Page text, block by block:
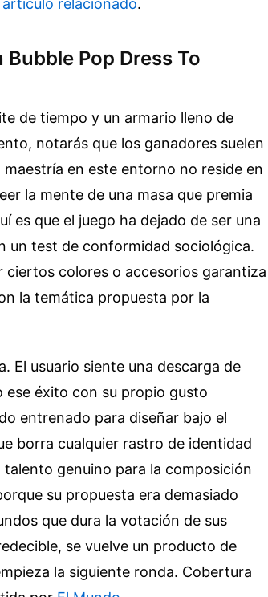
Pop Dress To
de tiempo y un armario lleno de
notarás que los ganadores suelen
en este entorno no reside en
la mente de una masa que premia
es que el juego ha dejado de ser una
un test de conformidad sociológica.
ciertos colores o accesorios garantiza
la temática propuesta por la
El usuario siente una descarga de
ese éxito con su propio gusto
entrenado para diseñar bajo el
borra cualquier rastro de identidad
genuino para la composición
su propuesta era demasiado
que dura la votación de sus
se vuelve un producto de
la siguiente ronda. Cobertura